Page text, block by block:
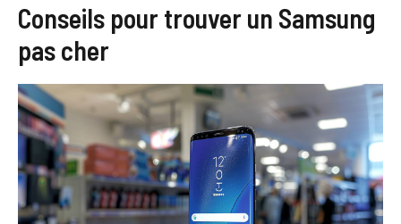
Conseils pour trouver un Samsung
pas cher